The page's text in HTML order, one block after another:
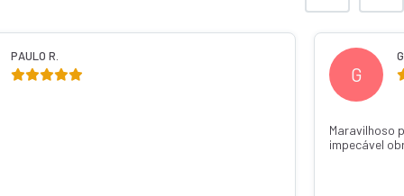
PAULO R.
G
Maravilhoso
impecável